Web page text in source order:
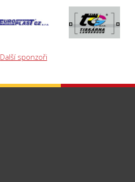
Další sponzoři